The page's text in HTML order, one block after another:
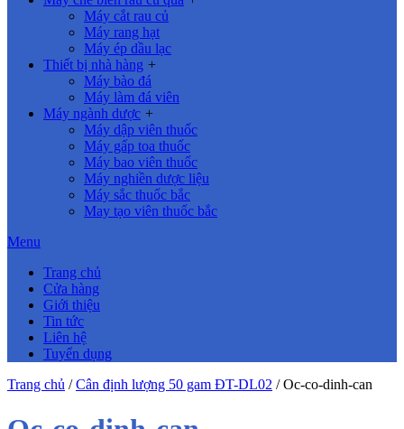
Máy cắt rau củ
Máy rang hạt
Máy ép dầu lạc
Thiết bị nhà hàng +
Máy bào đá
Máy làm đá viên
Máy ngành dược +
Máy dập viên thuốc
Máy gấp toa thuốc
Máy bao viên thuốc
Máy nghiền dược liệu
Máy sắc thuốc bắc
May tạo viên thuốc bắc
Menu
Trang chủ
Cửa hàng
Giới thiệu
Tin tức
Liên hệ
Tuyển dụng
Trang chủ /Cân định lượng 50 gam ĐT-DL02 /Oc-co-dinh-can